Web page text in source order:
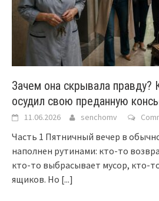
Зачем она скрывала
осудил свою преданную
11.06.2026 senchomv
Часть 1 Пятничный вечер в
наполнен рутинами: кто-то
кто-то выбрасывает мусор, кто-
ящиков. Но [...]